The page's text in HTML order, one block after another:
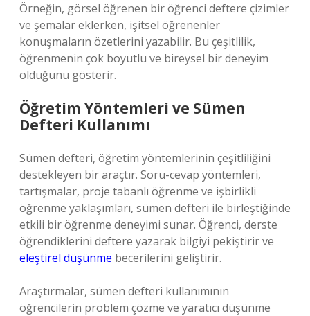
Örneğin, görsel öğrenen bir öğrenci deftere çizimler
ve şemalar eklerken, işitsel öğrenenler
konuşmaların özetlerini yazabilir. Bu çeşitlilik,
öğrenmenin çok boyutlu ve bireysel bir deneyim
olduğunu gösterir.
Öğretim Yöntemleri ve Sümen
Defteri Kullanımı
Sümen defteri, öğretim yöntemlerinin çeşitliliğini
destekleyen bir araçtır. Soru-cevap yöntemleri,
tartışmalar, proje tabanlı öğrenme ve işbirlikli
öğrenme yaklaşımları, sümen defteri ile birleştiğinde
etkili bir öğrenme deneyimi sunar. Öğrenci, derste
öğrendiklerini deftere yazarak bilgiyi pekiştirir ve
eleştirel düşünme becerilerini geliştirir.
Araştırmalar, sümen defteri kullanımının
öğrencilerin problem çözme ve yaratıcı düşünme